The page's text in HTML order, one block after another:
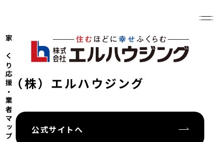
家づくり応援・業者マップ（株）エルハウジング
公式サイトへ